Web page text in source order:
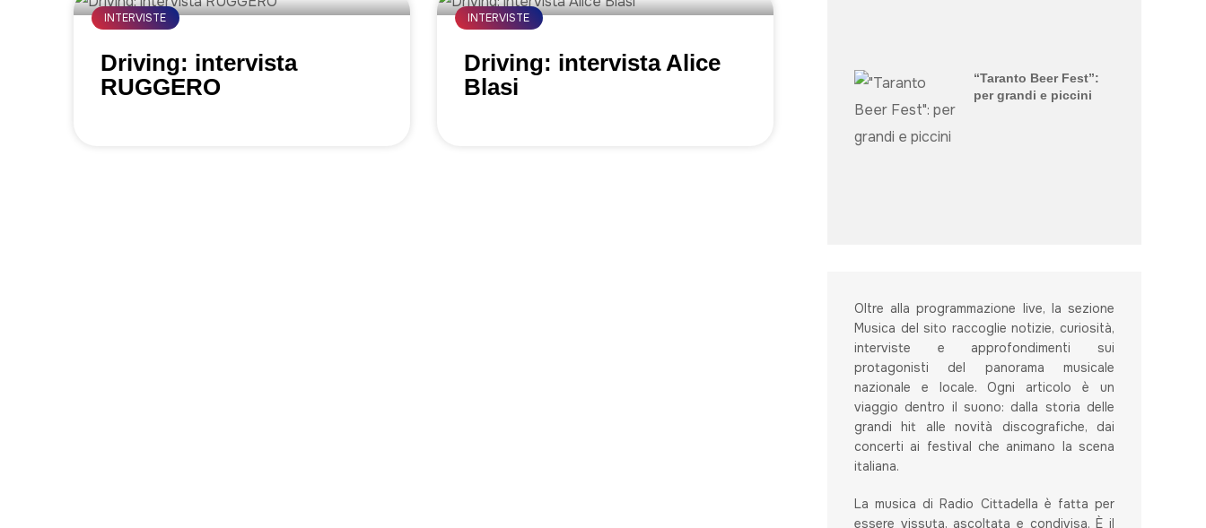
INTERVISTE
Driving: intervista
RUGGERO
INTERVISTE
Driving: intervista Alice
Blasi
“Taranto Beer Fest”:
per grandi e piccini
Oltre alla programmazione live, la sezione
Musica del sito raccoglie notizie, curiosità,
interviste e approfondimenti sui
protagonisti del panorama musicale
nazionale e locale. Ogni articolo è un
viaggio dentro il suono: dalla storia delle
grandi hit alle novità discografiche, dai
concerti ai festival che animano la scena
italiana.
La musica di Radio Cittadella è fatta per
essere vissuta, ascoltata e condivisa. È il